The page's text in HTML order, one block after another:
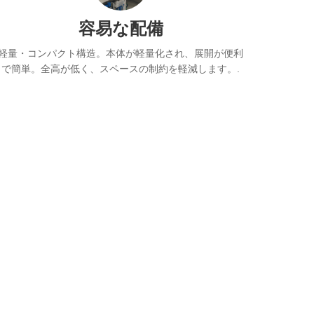
容易な配備
量・コンパクト構造。本体が軽量化され、展開が便利
で簡単。全高が低く、スペースの制約を軽減します。.